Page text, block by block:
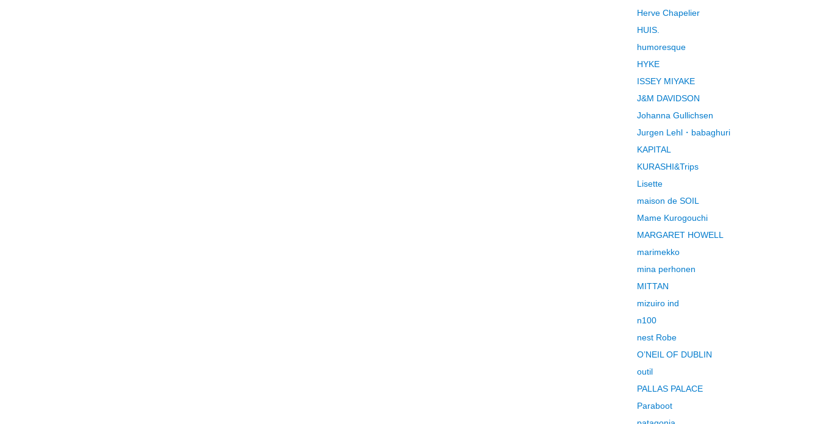
Herve Chapelier
HUIS.
humoresque
HYKE
ISSEY MIYAKE
J&M DAVIDSON
Johanna Gullichsen
Jurgen Lehl・babaghuri
KAPITAL
KURASHI&Trips
Lisette
maison de SOIL
Mame Kurogouchi
MARGARET HOWELL
marimekko
mina perhonen
MITTAN
mizuiro ind
n100
nest Robe
O’NEIL OF DUBLIN
outil
PALLAS PALACE
Paraboot